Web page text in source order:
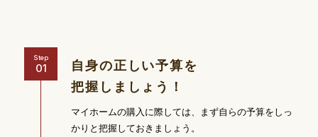
Step
自身の正しい予算を
把握しましょう！
マイホームの購入に際しては、まず自らの予算をしっ
かりと把握しておきましょう。